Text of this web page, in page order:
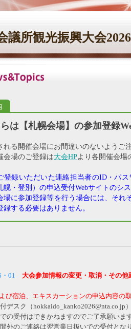
議所観光振興大会
は【札幌会場】の参加登録
れる開催会場にお間違いのないようご
会場のご登録は大会HPより各開催会場
登録いただいた連絡担当者のID・パ
幌・登別）の申込受付Webサイトのシ
場に参加登録等を行う場合には、それ
録する必要はありません。
01 大会参加情報の変更・取消・その
び宿泊、エキスカーションの申込内容の
デスク（hokkaido_kanko2026@nta.co.jp
の受付はできかねますのでご了承願います
外のご連絡は翌営業日扱いでの受付と